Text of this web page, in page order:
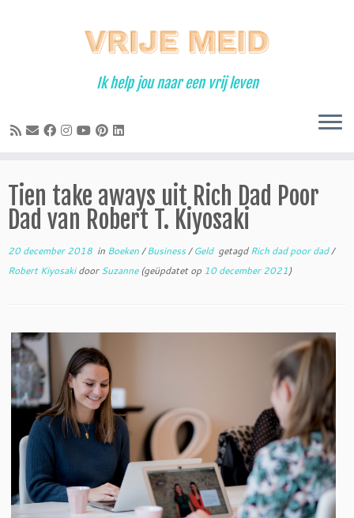
Ik help jou naar een vrij leven
Tien take aways uit Rich Dad Poor
Dad van Robert T. Kiyosaki
20 december 2018 in Boeken/Business/Geld getagdRich dad poor dad/
Robert KiyosakidoorSuzanne(geüpdatet op 10 december 2021)